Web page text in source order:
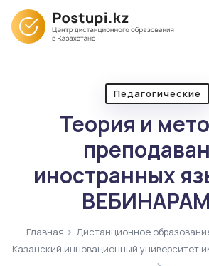
Педагогические
Теория и
иностранных
Главная
Дистанционное
Казанский инновационный университет